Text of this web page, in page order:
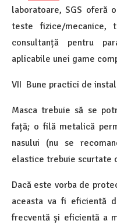
laboratoare, SGS oferă
teste fizice/
consultanță pentru
aplicabile unei game
VII Bune practici de
Masca trebuie să se
față; o filă metalică
nasului (nu se
elastice trebuie scurtate
Dacă este vorba de
aceasta va fi eficientă
frecventă și eficientă a